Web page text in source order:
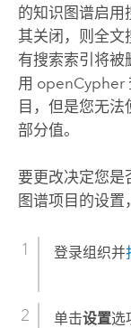
的知识图谱启用
其关闭，则全文
有搜索索引将被
用 openCypher
目，但是您无法
部分值。
要更改决定您是
图谱项目的设置
登录组织并
单击设置选